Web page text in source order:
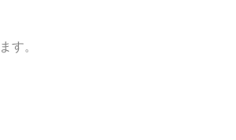
す。